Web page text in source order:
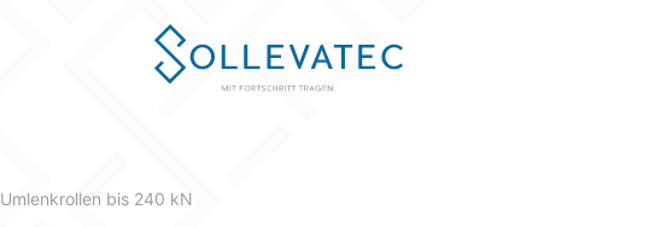
Umlenkrollen bis 240 kN
mm